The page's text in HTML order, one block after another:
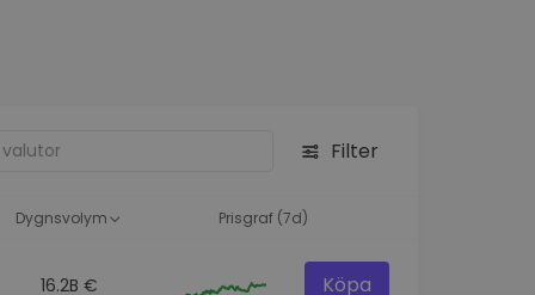
Filter
Dygnsvolym Prisgraf (7d)
16.2B € Köpa